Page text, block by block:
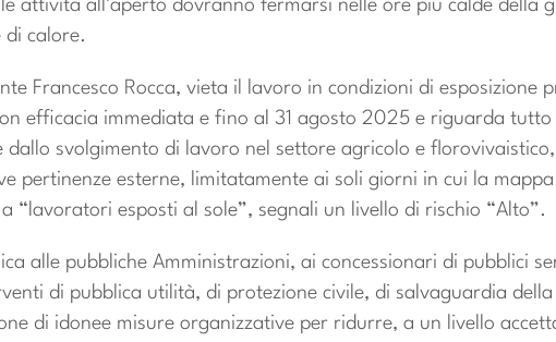
attività all’aperto dovranno fermarsi nelle ore più calde della
di calore.
Francesco Rocca, vieta il lavoro in condizioni di esposizione
efficacia immediata e fino al 31 agosto 2025 e riguarda
dallo svolgimento di lavoro nel settore agricolo e
pertinenze esterne, limitatamente ai soli giorni in cui la
“lavoratori esposti al sole”, segnali un livello di rischio “Alto”.
alle pubbliche Amministrazioni, ai concessionari di pubblici
di pubblica utilità, di protezione civile, di salvaguardia
di idonee misure organizzative per ridurre, a un livello